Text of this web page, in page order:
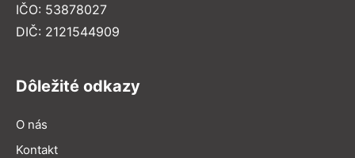
IČO: 53878027
DIČ: 2121544909
Dôležité odkazy
O nás
Kontakt